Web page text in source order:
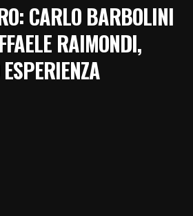
CARLO BARBOLINI
RAIMONDI,